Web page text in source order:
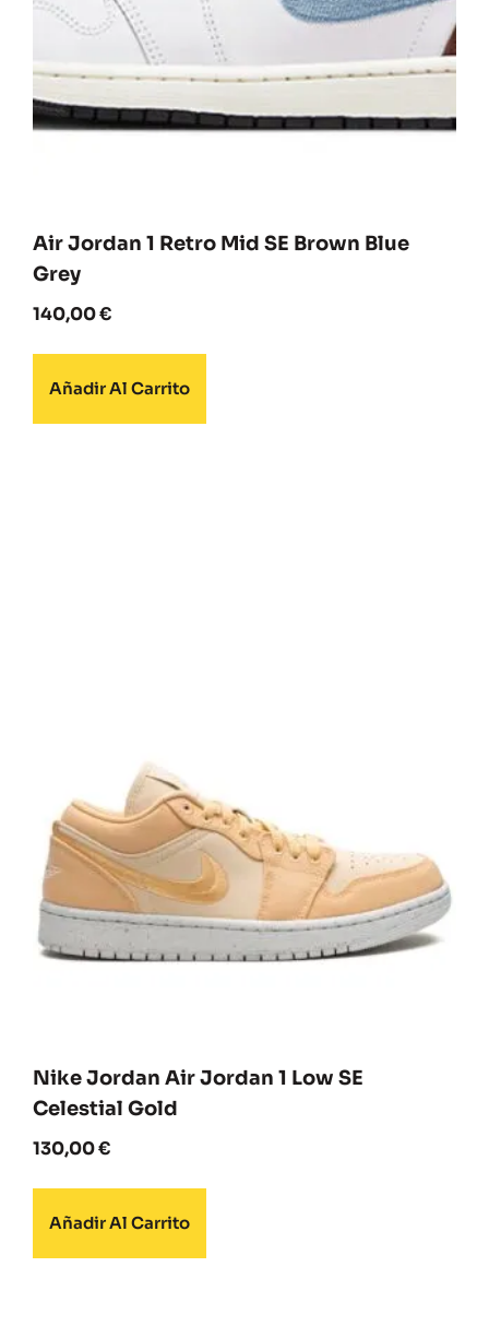
Air Jordan 1 Retro Mid SE Brown Blue
Grey
140,00€
Añadir Al Carrito
Nike Jordan Air Jordan 1 Low SE
Celestial Gold
130,00€
Añadir Al Carrito